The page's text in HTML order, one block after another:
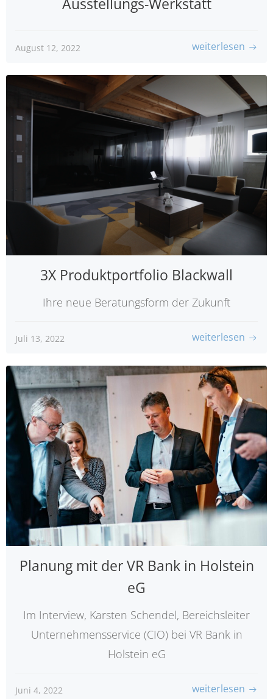
Ausstellungs-Werkstatt
August 12, 2022 weiterlesen
3X Produktportfolio Blackwall
Ihre neue Beratungsform der Zukunft
Juli 13, 2022 weiterlesen
Planung mit der VR Bank in Holstein
eG
Im Interview, Karsten Schendel, Bereichsleiter
Unternehmensservice (CIO) bei VR Bank in
Holstein eG
Juni 4, 2022 weiterlesen